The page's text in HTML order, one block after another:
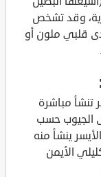
وقد تشخص
قلبي ملون أو
مباشرة
الجيوب حسب
ينشأ منه
الأيمن